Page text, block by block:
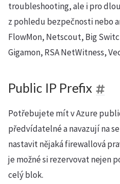
troubleshooting, ale i pro
z pohledu bezpečnosti nebo
FlowMon, Netscout, Big
Gigamon, RSA NetWitness,
Public IP Prefix
Potřebujete mít v Azure
předvídatelné a navazují na
nastavit nějaká firewallová
je možné si rezervovat nejen
celý blok.